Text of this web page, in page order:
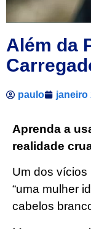
Além da
paulo janeiro
Aprenda a
realidade
Um dos vícios
“uma mulher
cabelos